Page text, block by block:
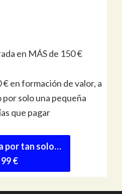
en MÁS de 150 €
en formación de valor, a
solo una pequeña
que pagar
por tan solo…
99 €